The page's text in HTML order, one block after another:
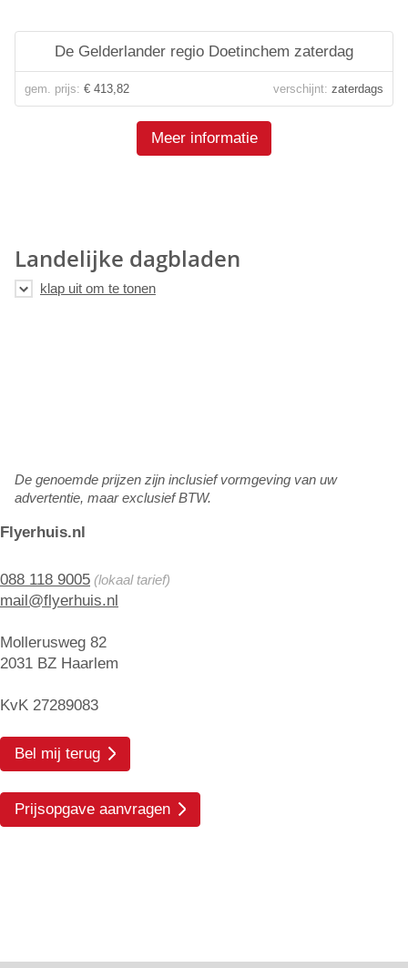
Flyerhuis.nl
088 118 9005 (lokaal tarief)
mail@flyerhuis.nl
Mollerusweg 82
2031 BZ Haarlem
KvK 27289083
Bel mij terug
Prijsopgave aanvragen
De Gelderlander regio Doetinchem zaterdag
gem. prijs: € 413,82 verschijnt: zaterdags
Meer informatie
Landelijke dagbladen
De genoemde prijzen zijn inclusief vormgeving van uw
advertentie, maar exclusief BTW.